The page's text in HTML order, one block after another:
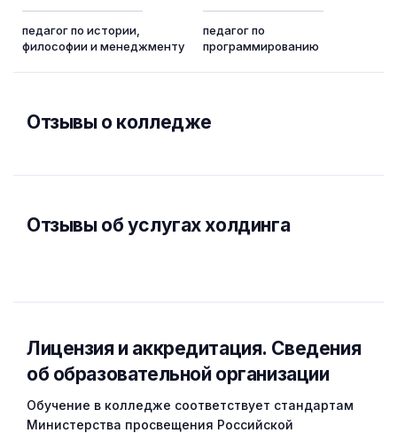
педагог по истории,
философии и менеджменту
педагог по
программированию
Отзывы о колледже
Отзывы об услугах холдинга
Лицензия и аккредитация. Cведения
об образовательной организации
Обучение в колледже соответствует стандартам
Министерства просвещения Российской